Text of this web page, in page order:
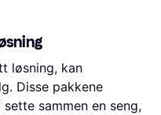
løsning, kan
Disse pakkene
sammen en seng,